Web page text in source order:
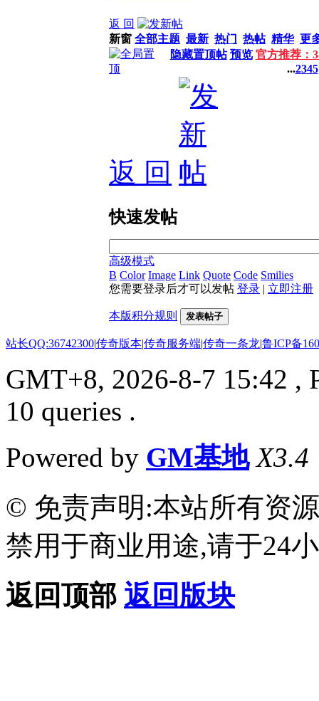
返 回
新窗 全部主题 最新 热门 热帖 精华 更
隐藏置顶帖 预览 官方推荐：
...2345
返 回
快速发帖
高级模式
B Color Image Link Quote Code Smilies
您需要登录后才可以发帖 登录 | 立即注册
本版积分规则 发表帖子
站长QQ:36742300|传奇版本|传奇服务端|传奇一条龙|鲁ICP备
GMT+8, 2026-8-7 15:42 ,
10 queries .
Powered by GM基地 X3.4
© 免责声明:本站所有资
禁用于商业用途,请于24
返回顶部 返回版块